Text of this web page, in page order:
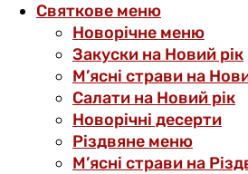
Святкове меню
Новорічне меню
Закуски на Новий рік
М’ясні страви на
Салати на Новий рік
Новорічні десерти
Різдвяне меню
М’ясні страви на